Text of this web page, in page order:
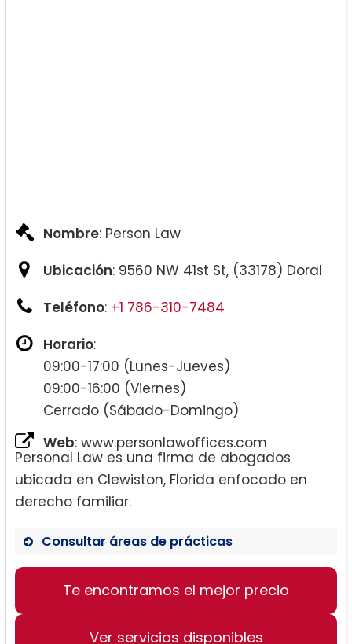
Nombre: Person Law
Ubicación: 9560 NW 41st St, (33178) Doral
Teléfono: +1 786-310-7484
Horario:
09:00-17:00 (Lunes-Jueves)
09:00-16:00 (Viernes)
Cerrado (Sábado-Domingo)
Web: www.personlawoffices.com
Personal Law es una firma de abogados
ubicada en Clewiston, Florida enfocado en
derecho familiar.
Consultar áreas de prácticas
Derecho de Familia
Te encontramos el mejor precio
Ver servicios disponibles